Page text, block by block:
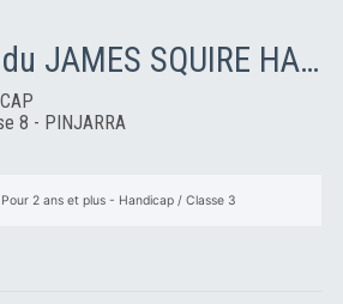
Le pronostic du JAMES SQUIRE HANDICAP
8 - PINJARRA
2 ans et plus - Handicap / Classe 3